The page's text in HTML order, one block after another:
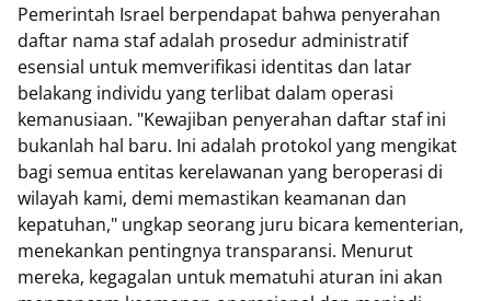
Pemerintah Israel berpendapat bahwa penyerahan
daftar nama staf adalah prosedur administratif
esensial untuk memverifikasi identitas dan latar
belakang individu yang terlibat dalam operasi
kemanusiaan. "Kewajiban penyerahan daftar staf ini
bukanlah hal baru. Ini adalah protokol yang mengikat
bagi semua entitas kerelawanan yang beroperasi di
wilayah kami, demi memastikan keamanan dan
kepatuhan," ungkap seorang juru bicara kementerian,
menekankan pentingnya transparansi. Menurut
mereka, kegagalan untuk mematuhi aturan ini akan